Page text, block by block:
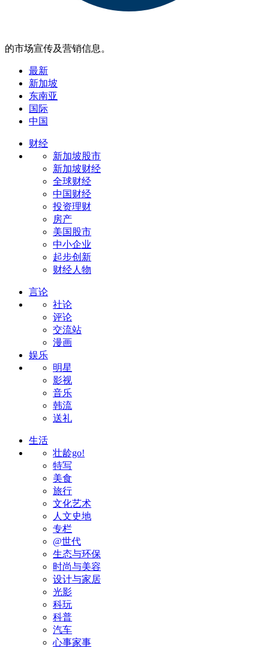
的市场宣传及营销信息。
最新
新加坡
东南亚
国际
中国
财经
新加坡股市
新加坡财经
全球财经
中国财经
投资理财
房产
美国股市
中小企业
起步创新
财经人物
言论
社论
评论
交流站
漫画
娱乐
明星
影视
音乐
韩流
送礼
生活
壮龄go!
特写
美食
旅行
文化艺术
人文史地
专栏
@世代
生态与环保
时尚与美容
设计与家居
光影
科玩
科普
汽车
心事家事